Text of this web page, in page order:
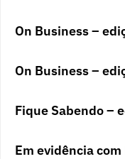
On Business –
On Business –
Fique Sabendo –
Em evidência